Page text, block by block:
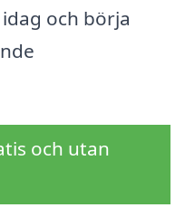
och börja
och utan